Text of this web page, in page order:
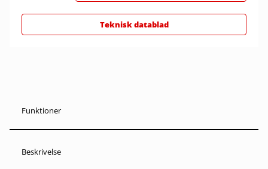
Teknisk datablad
Funktioner
Beskrivelse